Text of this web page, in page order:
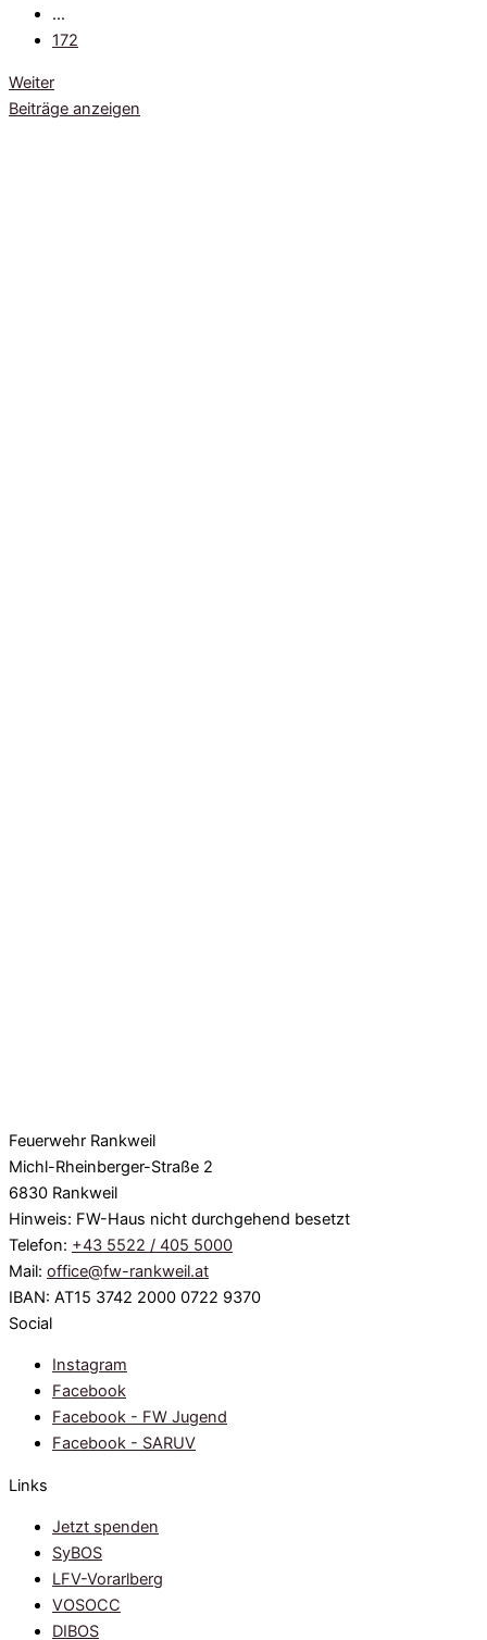
…
172
Weiter
Beiträge anzeigen
Feuerwehr Rankweil
Michl-Rheinberger-Straße 2
6830 Rankweil
Hinweis: FW-Haus nicht durchgehend besetzt
Telefon: +43 5522 / 405 5000
Mail: office@fw-rankweil.at
IBAN: AT15 3742 2000 0722 9370
Social
Instagram
Facebook
Facebook - FW Jugend
Facebook - SARUV
Links
Jetzt spenden
SyBOS
LFV-Vorarlberg
VOSOCC
DIBOS